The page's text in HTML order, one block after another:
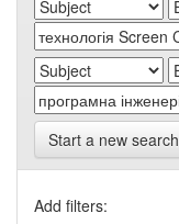
Start a new search
Add filters: